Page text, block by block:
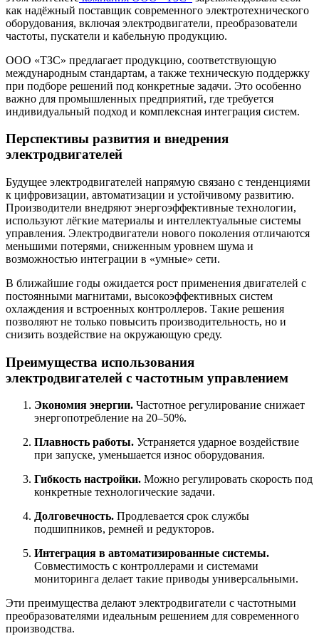
как надёжный поставщик современного электротехнического
оборудования, включая электродвигатели, преобразователи
частоты, пускатели и кабельную продукцию.
ООО «ТЗС» предлагает продукцию, соответствующую
международным стандартам, а также техническую поддержку
при подборе решений под конкретные задачи. Это особенно
важно для промышленных предприятий, где требуется
индивидуальный подход и комплексная интеграция систем.
Перспективы развития и внедрения
электродвигателей
Будущее электродвигателей напрямую связано с тенденциями
к цифровизации, автоматизации и устойчивому развитию.
Производители внедряют энергоэффективные технологии,
используют лёгкие материалы и интеллектуальные системы
управления. Электродвигатели нового поколения отличаются
меньшими потерями, сниженным уровнем шума и
возможностью интеграции в «умные» сети.
В ближайшие годы ожидается рост применения двигателей с
постоянными магнитами, высокоэффективных систем
охлаждения и встроенных контроллеров. Такие решения
позволяют не только повысить производительность, но и
снизить воздействие на окружающую среду.
Преимущества использования
электродвигателей с частотным управлением
Экономия энергии. Частотное регулирование снижает
энергопотребление на 20–50%.
Плавность работы. Устраняется ударное воздействие
при запуске, уменьшается износ оборудования.
Гибкость настройки. Можно регулировать скорость под
конкретные технологические задачи.
Долговечность. Продлевается срок службы
подшипников, ремней и редукторов.
Интеграция в автоматизированные системы.
Совместимость с контроллерами и системами
мониторинга делает такие приводы универсальными.
Эти преимущества делают электродвигатели с частотными
преобразователями идеальным решением для современного
производства.